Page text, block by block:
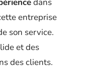
entreprise
son service.
et des
des clients.